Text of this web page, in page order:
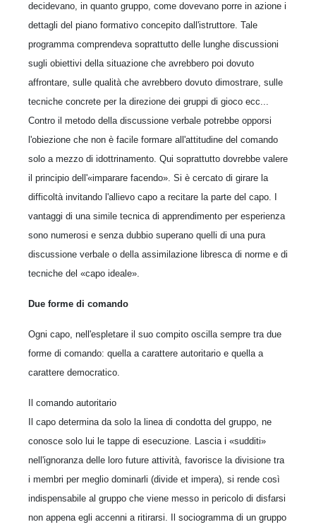
decidevano, in quanto gruppo, come dovevano porre in azione i
dettagli del piano formativo concepito dall'istruttore. Tale
programma comprendeva soprattutto delle lunghe discussioni
sugli obiettivi della situazione che avrebbero poi dovuto
affrontare, sulle qualità che avrebbero dovuto dimostrare, sulle
tecniche concrete per la direzione dei gruppi di gioco ecc...
Contro il metodo della discussione verbale potrebbe opporsi
l'obiezione che non è facile formare all'attitudine del comando
solo a mezzo di idottrinamento. Qui soprattutto dovrebbe valere
il principio dell'«imparare facendo». Si è cercato di girare la
difficoltà invitando l'allievo capo a recitare la parte del capo. I
vantaggi di una simile tecnica di apprendimento per esperienza
sono numerosi e senza dubbio superano quelli di una pura
discussione verbale o della assimilazione libresca di norme e di
tecniche del «capo ideale».
Due forme di comando
Ogni capo, nell'espletare il suo compito oscilla sempre tra due
forme di comando: quella a carattere autoritario e quella a
carattere democratico.
Il comando autoritario
Il capo determina da solo la linea di condotta del gruppo, ne
conosce solo lui le tappe di esecuzione. Lascia i «sudditi»
nell'ignoranza delle loro future attività, favorisce la divisione tra
i membri per meglio dominarli (divide et impera), si rende così
indispensabile al gruppo che viene messo in pericolo di disfarsi
non appena egli accenni a ritirarsi. Il sociogramma di un gruppo